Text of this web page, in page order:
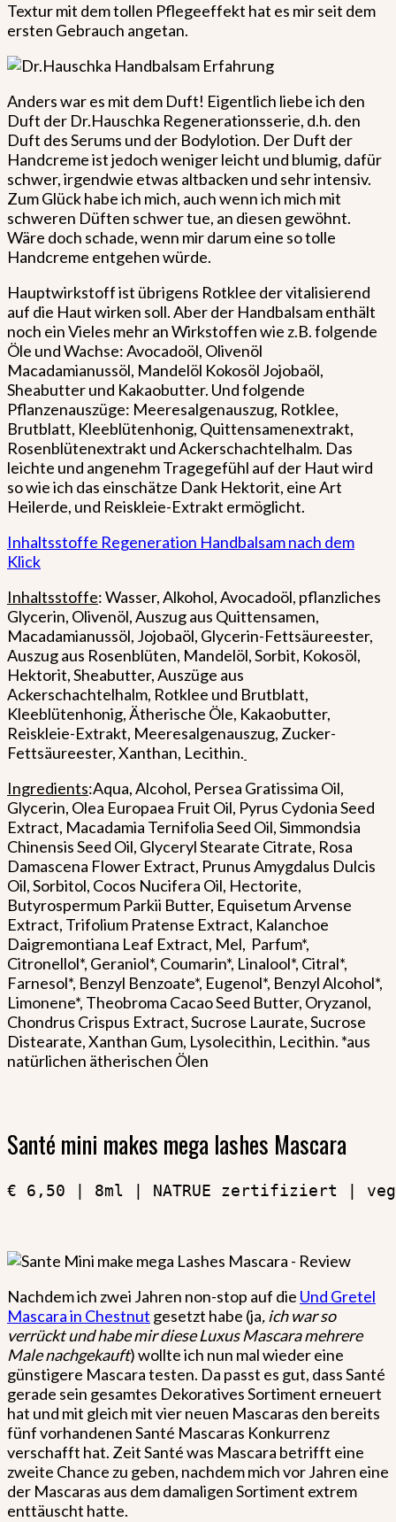
Textur mit dem tollen Pflegeeffekt hat es mir seit dem
ersten Gebrauch angetan.
Anders war es mit dem Duft! Eigentlich liebe ich den
Duft der Dr.Hauschka Regenerationsserie, d.h. den
Duft des Serums und der Bodylotion. Der Duft der
Handcreme ist jedoch weniger leicht und blumig, dafür
schwer, irgendwie etwas altbacken und sehr intensiv.
Zum Glück habe ich mich, auch wenn ich mich mit
schweren Düften schwer tue, an diesen gewöhnt.
Wäre doch schade, wenn mir darum eine so tolle
Handcreme entgehen würde.
Hauptwirkstoff ist übrigens Rotklee der vitalisierend
auf die Haut wirken soll. Aber der Handbalsam enthält
noch ein Vieles mehr an Wirkstoffen wie z.B. folgende
Öle und Wachse: Avocadoöl, Olivenöl
Macadamianussöl, Mandelöl Kokosöl Jojobaöl,
Sheabutter und Kakaobutter. Und folgende
Pflanzenauszüge: Meeresalgenauszug, Rotklee,
Brutblatt, Kleeblütenhonig, Quittensamenextrakt,
Rosenblütenextrakt und Ackerschachtelhalm. Das
leichte und angenehm Tragegefühl auf der Haut wird
so wie ich das einschätze Dank Hektorit, eine Art
Heilerde, und Reiskleie-Extrakt ermöglicht.
Inhaltsstoffe Regeneration Handbalsam nach dem
Klick
Inhaltsstoffe: Wasser, Alkohol, Avocadoöl, pflanzliches
Glycerin, Olivenöl, Auszug aus Quittensamen,
Macadamianussöl, Jojobaöl, Glycerin-Fettsäureester,
Auszug aus Rosenblüten, Mandelöl, Sorbit, Kokosöl,
Hektorit, Sheabutter, Auszüge aus
Ackerschachtelhalm, Rotklee und Brutblatt,
Kleeblütenhonig, Ätherische Öle, Kakaobutter,
Reiskleie-Extrakt, Meeresalgenauszug, Zucker-
Fettsäureester, Xanthan, Lecithin.
Ingredients:Aqua, Alcohol, Persea Gratissima Oil,
Glycerin, Olea Europaea Fruit Oil, Pyrus Cydonia Seed
Extract, Macadamia Ternifolia Seed Oil, Simmondsia
Chinensis Seed Oil, Glyceryl Stearate Citrate, Rosa
Damascena Flower Extract, Prunus Amygdalus Dulcis
Oil, Sorbitol, Cocos Nucifera Oil, Hectorite,
Butyrospermum Parkii Butter, Equisetum Arvense
Extract, Trifolium Pratense Extract, Kalanchoe
Daigremontiana Leaf Extract, Mel, Parfum*,
Citronellol*, Geraniol*, Coumarin*, Linalool*, Citral*,
Farnesol*, Benzyl Benzoate*, Eugenol*, Benzyl Alcohol*,
Limonene*, Theobroma Cacao Seed Butter, Oryzanol,
Chondrus Crispus Extract, Sucrose Laurate, Sucrose
Distearate, Xanthan Gum, Lysolecithin, Lecithin. *aus
natürlichen ätherischen Ölen
Santé mini makes mega lashes Mascara
€ 6,50 | 8ml | NATRUE zertifiziert |
Nachdem ich zwei Jahren non-stop auf die Und Gretel
Mascara in Chestnut gesetzt habe (ja, ich war so
verrückt und habe mir diese Luxus Mascara mehrere
Male nachgekauft) wollte ich nun mal wieder eine
günstigere Mascara testen. Da passt es gut, dass Santé
gerade sein gesamtes Dekoratives Sortiment erneuert
hat und mit gleich mit vier neuen Mascaras den bereits
fünf vorhandenen Santé Mascaras Konkurrenz
verschafft hat. Zeit Santé was Mascara betrifft eine
zweite Chance zu geben, nachdem mich vor Jahren eine
der Mascaras aus dem damaligen Sortiment extrem
enttäuscht hatte.